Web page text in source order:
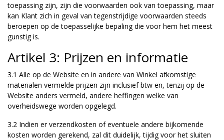
toepassing zijn, zijn die voorwaarden ook van toepassing, maar
kan Klant zich in geval van tegenstrijdige voorwaarden steeds
beroepen op de toepasselijke bepaling die voor hem het meest
gunstig is.
Artikel 3: Prijzen en informatie
3.1 Alle op de Website en in andere van Winkel afkomstige
materialen vermelde prijzen zijn inclusief btw en, tenzij op de
Website anders vermeld, andere heffingen welke van
overheidswege worden opgelegd.
3.2 Indien er verzendkosten of eventuele andere bijkomende
kosten worden gerekend, zal dit duidelijk, tijdig voor het sluiten